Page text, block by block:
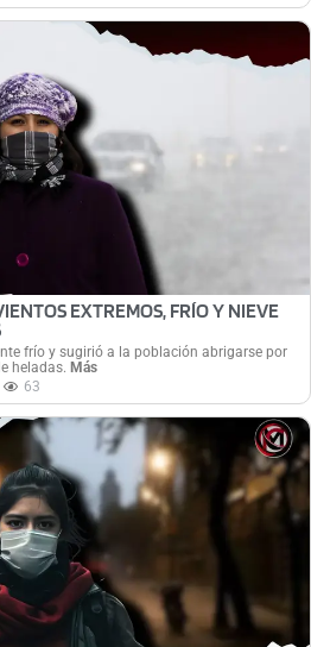
EXTREMOS, FRÍO Y NIEVE
frío y sugirió a la población abrigarse por
heladas. Más
63